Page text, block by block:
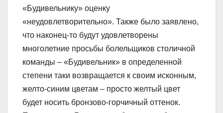
«Будивельнику» оценку
«неудовлетворительно». Также было заявлено,
что наконец-то будут удовлетворены
многолетние просьбы болельщиков столичной
команды – «Будивельник» в определенной
степени таки возвращается к своим исконным,
желто-синим цветам – просто желтый цвет
будет носить бронзово-горчичный оттенок.